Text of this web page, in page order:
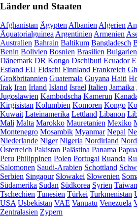
Länder und Staaten
Afghanistan Ägypten Albanien Algerien
Äquatorialguinea Argentinien Armenien
Australien Bahrain Baltikum Bangladesch
Benin Bolivien Bosnien Brasilien Bulgarien
Dänemark DR Kongo Dschibuti Ecuador
Estland EU Fidschi Finnland Frankreich
Großbritannien Guatemala Guyana Haiti
Irak Iran Irland Island Israel Italien Jamaika
Jugoslawien Kambodscha Kamerun
Kirgisistan Kolumbien Komoren Kongo
Kuwait Lateinamerika Lettland Libanon
Mali Malta Marokko Mauretanien Mexiko
Montenegro Mosambik Myanmar Nepal
Niederlande Niger Nigeria Nordirland
Österreich Pakistan Palästina Panama
Peru Philippinen Polen Portugal Ruanda
Salomonen Saudi-Arabien Schottland
Serbien Singapur Slowakei Slowenien
Südamerika Sudan Südkorea Syrien Taiwan
Tschechien Tunesien Türkei Turkmenistan
USA Usbekistan VAE Vanuatu Venezuela
Zentralasien Zypern